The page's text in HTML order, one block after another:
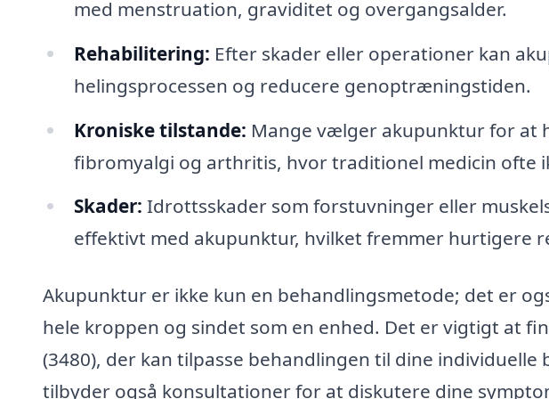
med menstruation, graviditet og overgangsalder.
Rehabilitering: Efter skader eller operationer kan
helingsprocessen og reducere genoptræningstiden.
Kroniske tilstande: Mange vælger akupunktur for at
fibromyalgi og arthritis, hvor traditionel medicin ofte
Skader: Idrottsskader som forstuvninger eller
effektivt med akupunktur, hvilket fremmer hurtigere
Akupunktur er ikke kun en behandlingsmetode; det er
hele kroppen og sindet som en enhed. Det er vigtigt at
(3480), der kan tilpasse behandlingen til dine
tilbyder også konsultationer for at diskutere dine